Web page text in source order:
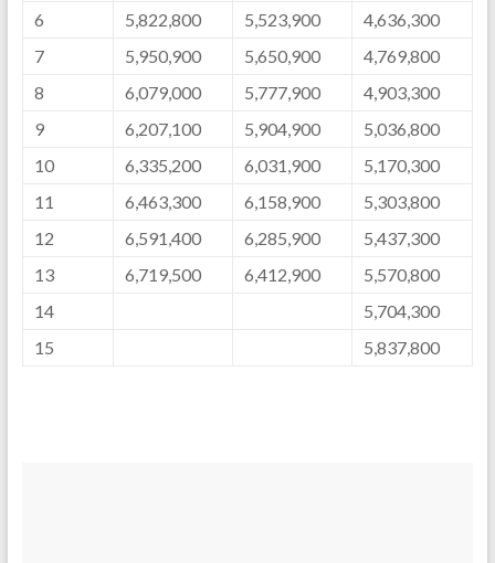
6
5,822,800 5,523,900
4,636,300
7
5,950,900 5,650,900
4,769,800
8
6,079,000 5,777,900
4,903,300
9
6,207,100 5,904,900
5,036,800
10
6,335,200 6,031,900
5,170,300
11
6,463,300 6,158,900
5,303,800
12
6,591,400 6,285,900
5,437,300
13
6,719,500 6,412,900
5,570,800
14
5,704,300
15
5,837,800